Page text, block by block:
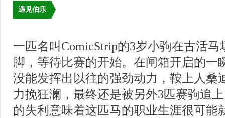
遇见伯乐
一匹名叫ComicStrip的3岁小驹在古活
脚，等待比赛的开始。在闸箱开启的一
没能发挥出以往的强劲动力，鞍上人桑
力挽狂澜，最终还是被另外3匹赛驹追
的失利意味着这匹马的职业生涯很可能